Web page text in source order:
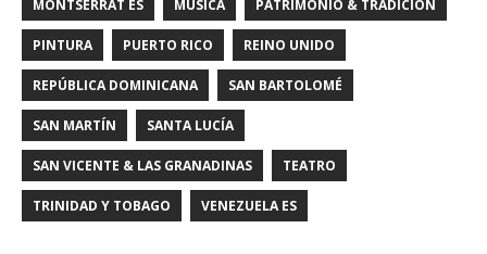
MONTSERRAT ES MÚSICA PATRIMONIO & TRADICIÓN
PINTURA PUERTO RICO REINO UNIDO
REPÚBLICA DOMINICANA SAN BARTOLOMÉ
SAN MARTÍN SANTA LUCÍA
SAN VICENTE & LAS GRANADINAS TEATRO
TRINIDAD Y TOBAGO VENEZUELA ES